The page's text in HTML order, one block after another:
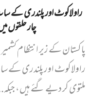
راولاکوٹ اور پلندری کے
چار حلقوں
پاکستان کے زیر انتظام
راولاکوٹ اور پلندری کے
ملتوی کر دیے گئے ہیں،